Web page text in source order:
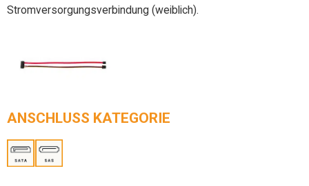
Stromversorgungsverbindung (weiblich).
ANSCHLUSS KATEGORIE